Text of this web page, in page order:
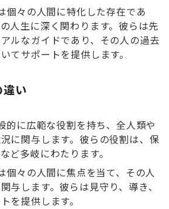
個々の人間に特化した存在であ
人生に深く関わります。彼らは先
ルなガイドであり、その人の過去
てサポートを提供します。
い
的に広範な役割を持ち、全人類や
に関与します。彼らの役割は、保
ど多岐にわたります。
個々の人間に焦点を当て、その人
与します。彼らは見守り、導き、
を提供します。